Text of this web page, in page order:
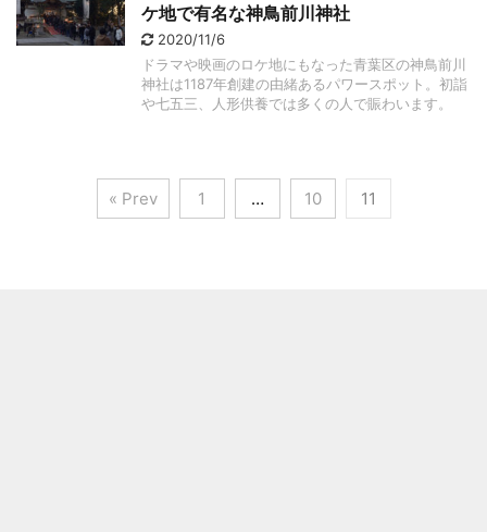
ケ地で有名な神鳥前川神社
2020/11/6
ドラマや映画のロケ地にもなった青葉区の神鳥前川
神社は1187年創建の由緒あるパワースポット。初詣
や七五三、人形供養では多くの人で賑わいます。
« Prev 1 … 10 11